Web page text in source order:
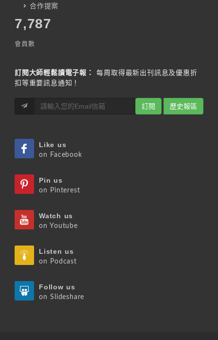
合作提案
7,787
會員數
訂閱大師輕鬆讀電子報：
每周取得最新出刊訊息及優惠折
扣等重要訊息通知！
訂閱 歷史報區
Like us
on Facebook
Pin us
on Pinterest
Watch us
on Youtube
Listen us
on Podcast
Follow us
on Slideshare